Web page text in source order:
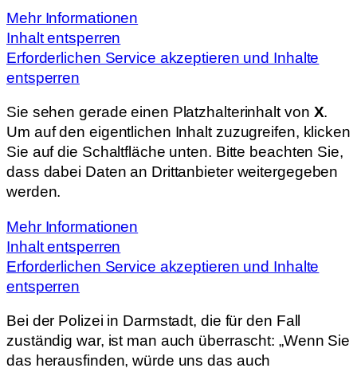
Mehr Informationen
Inhalt entsperren
Erforderlichen Service akzeptieren und Inhalte
entsperren
Sie sehen gerade einen Platzhalterinhalt von X.
Um auf den eigentlichen Inhalt zuzugreifen, klicken
Sie auf die Schaltfläche unten. Bitte beachten Sie,
dass dabei Daten an Drittanbieter weitergegeben
werden.
Mehr Informationen
Inhalt entsperren
Erforderlichen Service akzeptieren und Inhalte
entsperren
Bei der Polizei in Darmstadt, die für den Fall
zuständig war, ist man auch überrascht: „Wenn Sie
das herausfinden, würde uns das auch